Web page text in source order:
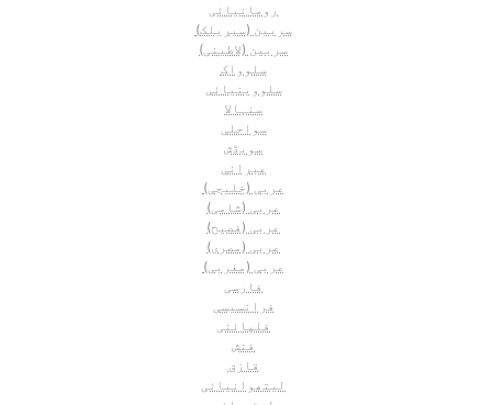
رومانیائی
سربین (سیریلک)
سربین (لاطینی)
سلوواک
سلووینیائی
سنہالا
سواحلی
سویڈش
عبرانی
عربی (خلیجی)
عربی (شامی)
عربی (فصیح)
عربی (مصری)
عربی (مغربی)
فارسی
فرانسیسی
فلپائنی
فنش
قازق
لیتھوانیائی